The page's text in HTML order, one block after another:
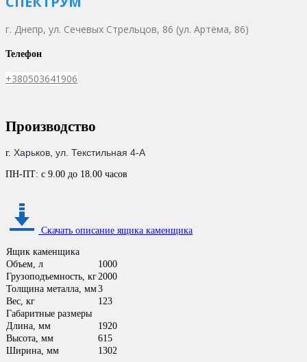
г. Днепр, ул. Сечевых Стрельцов, 86 (ул. Артёма, 86)
Телефон
+380503641906
Производство
г. Харьков, ул. Текстильная 4-А
ПН-ПТ: с 9.00 до 18.00 часов
Скачать описание ящика каменщика
Ящик каменщика
Объем, л
1000
Грузоподъемность, кг2000
Толщина металла, мм3
Вес, кг
123
Габаритные размеры
Длина, мм
1920
Высота, мм
615
Ширина, мм
1302